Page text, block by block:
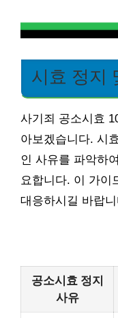
시효 정지
사기죄 공소시효
아보겠습니다. 시
인 사유를 파악하
요합니다. 이 가이
대응하시길 바랍
공소시효 정지
사유